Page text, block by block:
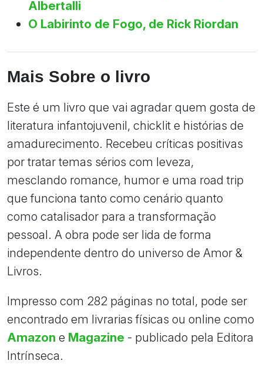
Albertalli
O Labirinto de Fogo, de Rick Riordan
Mais Sobre o livro
Este é um livro que vai agradar quem gosta de
literatura infantojuvenil, chicklit e histórias de
amadurecimento. Recebeu críticas positivas
por tratar temas sérios com leveza,
mesclando romance, humor e uma road trip
que funciona tanto como cenário quanto
como catalisador para a transformação
pessoal. A obra pode ser lida de forma
independente dentro do universo de Amor &
Livros.
Impresso com 282 páginas no total, pode ser
encontrado em livrarias físicas ou online como
Amazon e Magazine - publicado pela Editora
Intrínseca.